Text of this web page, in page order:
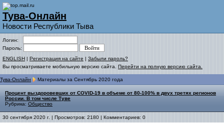
Тува-Онлайн
Новости Республики Тыва
Логин:
Пароль:
ENGLISH | Регистрация на сайте | Забыли пароль?
Вы просматриваете мобильную версию сайта. Перейти на полную версию сайта.
Тува-Онлайн Материалы за Сентябрь 2020 года
Процент выздоровевших от COVID-19 в объеме от 80-100% в двух третях регионов
России. В том числе Туве
Рубрика: Общество
30 сентября 2020 г. | Просмотров: 2180 | Комментариев: 0